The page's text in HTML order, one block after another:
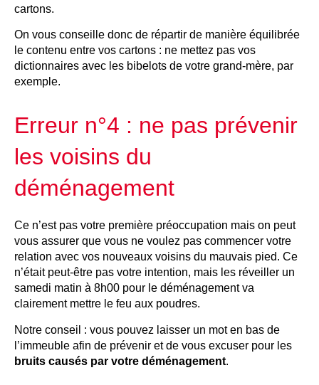
cartons.
On vous conseille donc de répartir de manière équilibrée
le contenu entre vos cartons : ne mettez pas vos
dictionnaires avec les bibelots de votre grand-mère, par
exemple.
Erreur n°4 : ne pas prévenir
les voisins du
déménagement
Ce n’est pas votre première préoccupation mais on peut
vous assurer que vous ne voulez pas commencer votre
relation avec vos nouveaux voisins du mauvais pied. Ce
n’était peut-être pas votre intention, mais les réveiller un
samedi matin à 8h00 pour le déménagement va
clairement mettre le feu aux poudres.
Notre conseil : vous pouvez laisser un mot en bas de
l’immeuble afin de prévenir et de vous excuser pour les
bruits causés par votre déménagement.